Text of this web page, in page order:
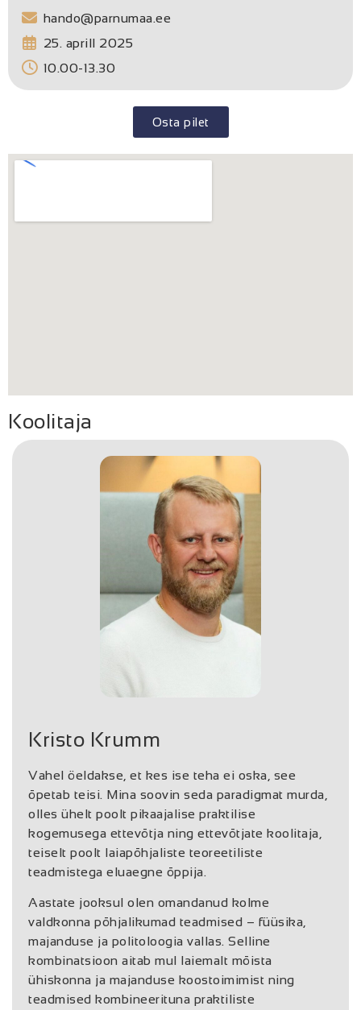
hando@parnumaa.ee
25. aprill 2025
10.00-13.30
Osta pilet
Koolitaja
Kristo Krumm
Vahel öeldakse, et kes ise teha ei oska, see
õpetab teisi. Mina soovin seda paradigmat murda,
olles ühelt poolt pikaajalise praktilise
kogemusega ettevõtja ning ettevõtjate koolitaja,
teiselt poolt laiapõhjaliste teoreetiliste
teadmistega eluaegne õppija.
Aastate jooksul olen omandanud kolme
valdkonna põhjalikumad teadmised – füüsika,
majanduse ja politoloogia vallas. Selline
kombinatsioon aitab mul laiemalt mõista
ühiskonna ja majanduse koostoimimist ning
teadmised kombineerituna praktiliste